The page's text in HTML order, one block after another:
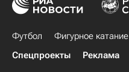
Футбол Фигурное катание
Спецпроекты
Реклама